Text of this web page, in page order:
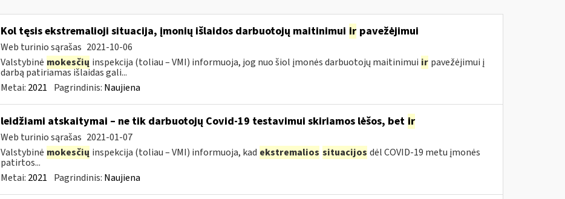
Kol tęsis ekstremalioji situacija, įmonių išlaidos darbuotojų maitinimui irpavežėjimui
Web turinio sąrašas 2021-10-06
Valstybinė mokesčių inspekcija (toliau – VMI) informuoja, jog nuo šiol įmonės darbuotojų maitinimui ir pavežėjimui į
darbą patiriamas išlaidas gali...
Metai: 2021 Pagrindinis: Naujiena
leidžiami atskaitymai – ne tik darbuotojų Covid-19 testavimui skiriamos lėšos, bet ir
Web turinio sąrašas 2021-01-07
Valstybinė mokesčių inspekcija (toliau – VMI) informuoja, kad ekstremalios situacijos dėl COVID-19 metu įmonės
patirtos...
Metai: 2021 Pagrindinis: Naujiena